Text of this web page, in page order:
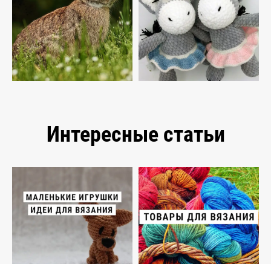
Интересные статьи